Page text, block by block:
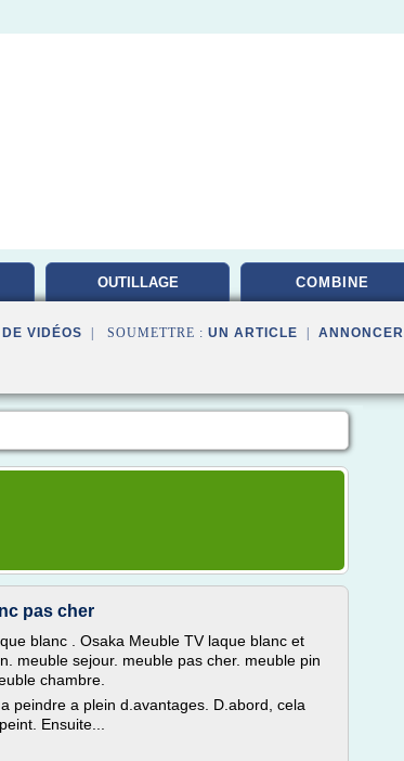
OUTILLAGE COMBINE
VIDÉOS | SOUMETTRE : UN ARTICLE ANNONCER
pas cher
blanc . Osaka Meuble TV laque blanc et
meuble sejour. meuble pas cher. meuble pin
chambre.
peindre a plein d.avantages. D.abord, cela
Ensuite...